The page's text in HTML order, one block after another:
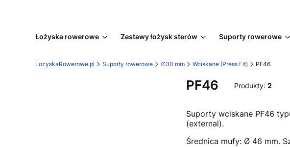
Łożyska rowerowe Zestawy łożysk sterów Suporty rowerowe
LozyskaRowerowe.pl Suporty rowerowe ∅30 mm Wciskane (Press Fit) PF46
PF46 Produkty: 2
Suporty wciskane PF46
(external).
Średnica mufy: Ø 46 mm.